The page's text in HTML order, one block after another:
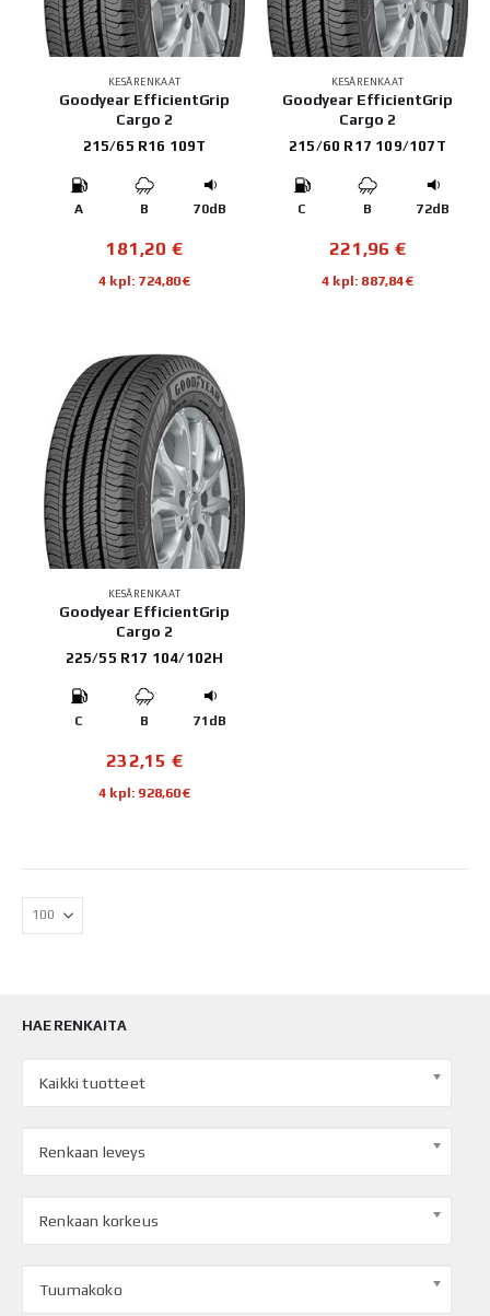
KESÄRENKAAT
Goodyear EfficientGrip
Cargo 2
215/65 R16 109T
A B 70dB
181,20 €
4 kpl: 724,80€
KESÄRENKAAT
Goodyear EfficientGrip
Cargo 2
215/60 R17 109/107T
C B 72dB
221,96 €
4 kpl: 887,84€
KESÄRENKAAT
Goodyear EfficientGrip
Cargo 2
225/55 R17 104/102H
C B 71dB
232,15 €
4 kpl: 928,60€
HAE RENKAITA
Kaikki tuotteet
Renkaan leveys
Renkaan korkeus
Tuumakoko